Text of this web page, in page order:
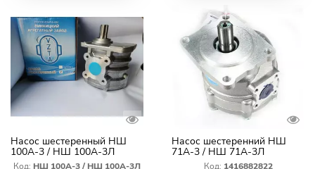
Насос шестеренный НШ
100А-3 / НШ 100А-3Л
Код: НШ 100А-3 / НШ 100А-3Л
Насос шестеренний НШ
71А-3 / НШ 71А-3Л
Код: 1416882822